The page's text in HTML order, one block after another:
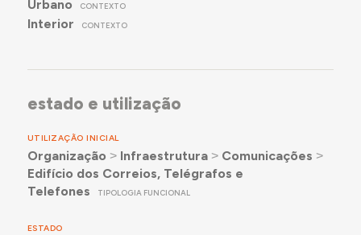
Urbano CONTEXTO
Interior CONTEXTO
estado e utilização
UTILIZAÇÃO INICIAL
Organização ˃ Infraestrutura˃ Comunicações ˃
Edifício dos Correios, Telégrafos e
Telefones
TIPOLOGIA FUNCIONAL
ESTADO